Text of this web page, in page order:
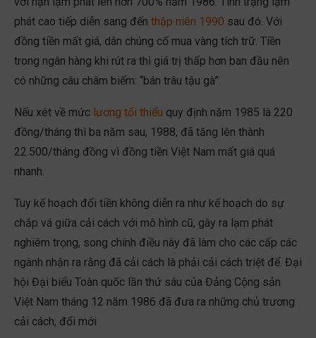
phát cao tiếp diễn sang đến thập niên 1990 sau đó. Với
đồng tiền mất giá, dân chúng cố mua vàng tích trữ. Tiền
trong ngân hàng khi rút ra thì giá trị thấp hơn ban đầu nên
có những câu châm biếm: “bán trâu tậu gà”.
Nếu xét về mức lương tối thiểu quy định năm 1985 là 220
đồng/tháng thì ba năm sau, 1988, đã tăng lên thành
22.500/tháng đồng vì đồng tiền Việt Nam mất giá quá
nhanh.
Tuy kế hoạch đổi tiền không diễn ra như kế hoạch do sự
chắp vá giữa cải cách với mô hình cũ, gây ra lạm phát
nghiêm trọng, song chính điều này đã làm cho các cấp các
ngành nhận ra rằng đã cải cách là phải cải cách triệt để. Đại
hội Đại biểu Toàn quốc lần thứ sáu của Đảng Cộng sản
Việt Nam tháng 12 năm 1986 đã đưa ra những chủ trương
cải cách, đổi mới